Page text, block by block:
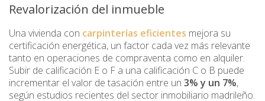
Revalorización del inmueble
Una vivienda con carpinterías eficientes mejora su
certificación energética, un factor cada vez más relevante
tanto en operaciones de compraventa como en alquiler.
Subir de calificación E o F a una calificación C o B puede
incrementar el valor de tasación entre un 3% y un 7%,
según estudios recientes del sector inmobiliario madrileño.